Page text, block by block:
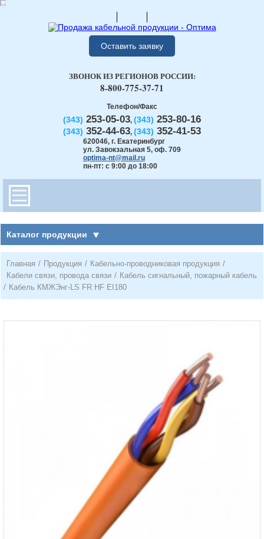
Оставить заявку
Телефон/Факс
(343) 253-05-03, (343) 253-80-16
(343) 352-44-63, (343) 352-41-53
620046, г. Екатеринбург
ул. Завокзальная 5, оф. 709
optima-nt@mail.ru
пн-пт: с 9:00 до 18:00
ЗВОНОК ИЗ РЕГИОНОВ РОССИИ:
8-800-775-37-71
Каталог продукции
Главная / Продукция / Кабельно-проводниковая продукция /
Кабели связи, провода связи / Кабель сигнальный, пожарный кабель
/ Кабель КМЖЭнг-LS FR HF EI180